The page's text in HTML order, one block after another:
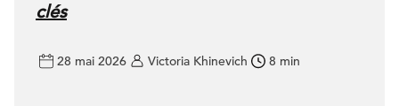
clés
28 mai 2026 Victoria Khinevich 8 min